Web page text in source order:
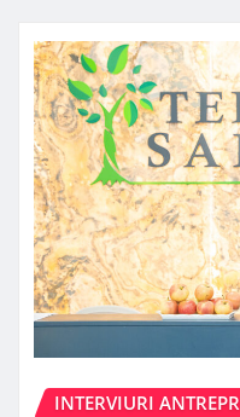
INTERVIURI